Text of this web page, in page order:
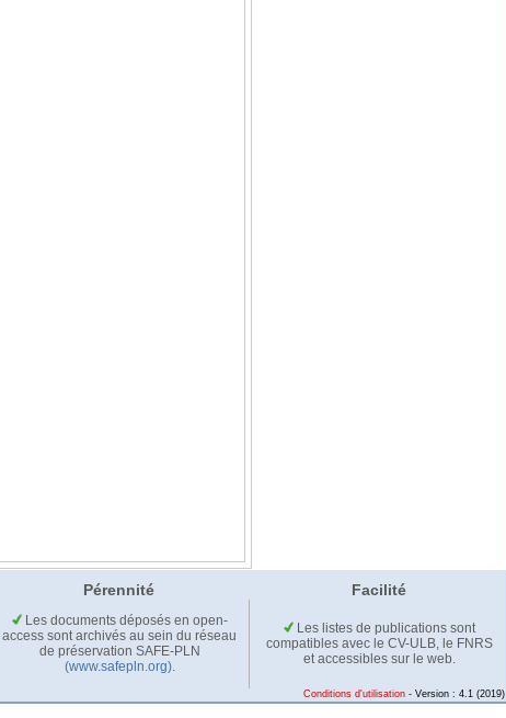
Pérennité Facilité
Les documents déposés en open-
access sont archivés au sein du réseau
de préservation SAFE-PLN
(www.safepln.org).
Les listes de publications sont
compatibles avec le CV-ULB, le FNRS
et accessibles sur le web.
Conditions d'utilisation - Version : 4.1 (2019)